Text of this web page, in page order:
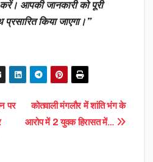
आपकी जानकारी को पूरी
किया जाएगा।”
कोतवाली मंगलौर में शांति भंग के
आरोप में 2 युवक हिरासत में…
पर